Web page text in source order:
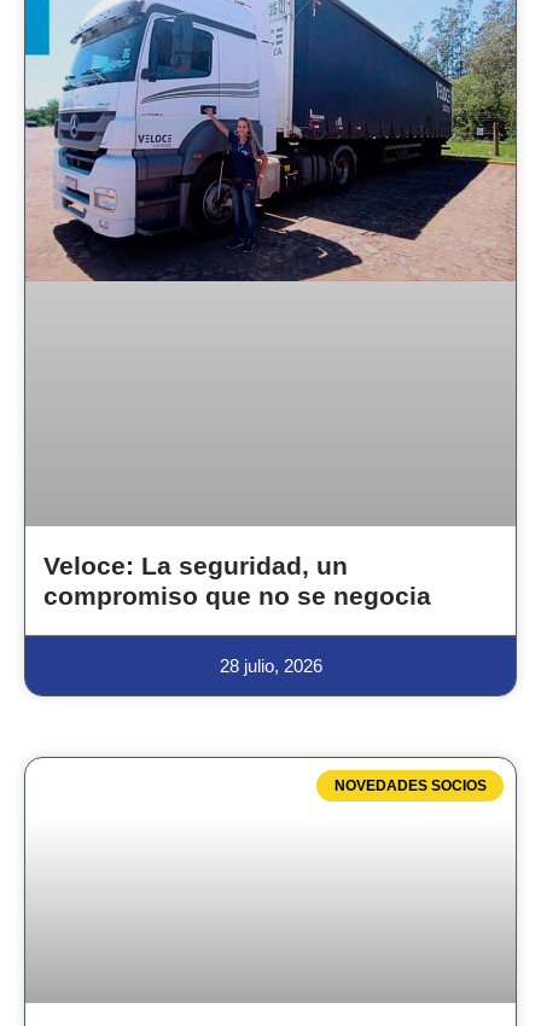
Veloce: La seguridad, un
compromiso que no se negocia
28 julio, 2026
NOVEDADES SOCIOS